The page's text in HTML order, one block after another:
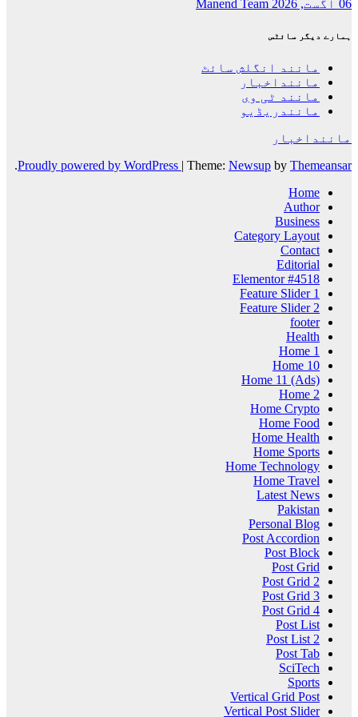
06 اگست, 2026 Manend Team
ہمارے دیگر سائٹس
مانند انگلش سائٹ
ماننداخبار
مانند ٹی وی
مانندریڈیو
ماننداخبار
Proudly powered by WordPress | Theme: Newsup by Themeansar
.
Home
Author
Business
Category Layout
Contact
Editorial
Elementor #4518
Feature Slider 1
Feature Slider 2
footer
Health
Home 1
Home 10
Home 11 (Ads)
Home 2
Home Crypto
Home Food
Home Health
Home Sports
Home Technology
Home Travel
Latest News
Pakistan
Personal Blog
Post Accordion
Post Block
Post Grid
Post Grid 2
Post Grid 3
Post Grid 4
Post List
Post List 2
Post Tab
SciTech
Sports
Vertical Grid Post
Vertical Post Slider